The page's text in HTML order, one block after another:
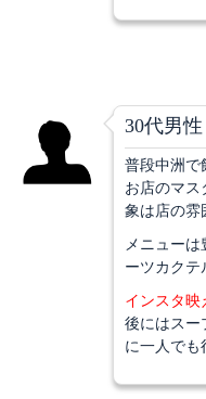
30代男性
普段中洲で
お店のマス
象は店の雰
メニュー
ーツカクテ
インスタ映
後にはスー
に一人でも